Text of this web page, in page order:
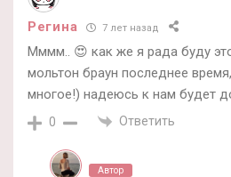
Регина 7 лет назад
Мммм.. 😍 как же я рада буду
мольтон браун последнее
многое!) надеюсь к нам будет
0 Ответить
Автор